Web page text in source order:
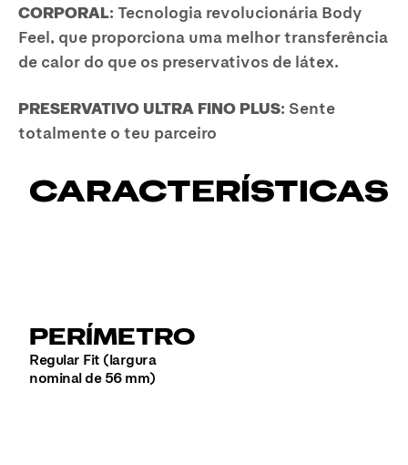
CORPORAL: Tecnologia revolucionária Body
Feel, que proporciona uma melhor transferência
de calor do que os preservativos de látex.
PRESERVATIVO ULTRA FINO PLUS: Sente
totalmente o teu parceiro
CARACTERÍSTICAS
PERÍMETRO
Regular Fit (largura
nominal de 56 mm)